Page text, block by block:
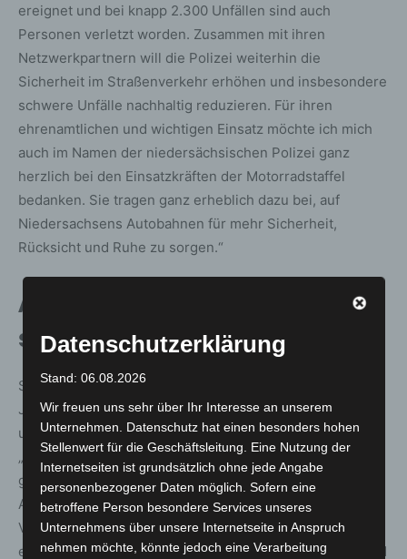
ereignet und bei knapp 2.300 Unfällen sind auch
Personen verletzt worden. Zusammen mit ihren
Netzwerkpartnern will die Polizei weiterhin die
Sicherheit im Straßenverkehr erhöhen und insbesondere
schwere Unfälle nachhaltig reduzieren. Für ihren
ehrenamtlichen und wichtigen Einsatz möchte ich mich
auch im Namen der niedersächsischen Polizei ganz
herzlich bei den Einsatzkräften der Motorradstaffel
bedanken. Sie tragen ganz erheblich dazu bei, auf
Niedersachsens Autobahnen für mehr Sicherheit,
Rücksicht und Ruhe zu sorgen.“
Ausbau und Professionalisierung
seit der Expo 2000
Stefan Radmacher, Mitglied im Landesvorstand der
Johanniter-Unfall-Hilfe, hob die historische Entwicklung
und heutige Bedeutung der Motorradstaffeln hervor:
„Das Jahr 2025 gilt auch als kleines Jubiläum für die
gewachsene Zusammenarbeit der Motorradstaffeln.
Anlässlich der Expo 2000 und der zu erwartenden
Verkehrsströme wurden die damals nur vereinzelt
eingesetzten Maschinen erstmals stärker organisiert und
Datenschutzerklärung
Stand: 06.08.2026
Wir freuen uns sehr über Ihr Interesse an unserem
Unternehmen. Datenschutz hat einen besonders hohen
Stellenwert für die Geschäftsleitung. Eine Nutzung der
Internetseiten ist grundsätzlich ohne jede Angabe
personenbezogener Daten möglich. Sofern eine
betroffene Person besondere Services unseres
Unternehmens über unsere Internetseite in Anspruch
nehmen möchte, könnte jedoch eine Verarbeitung